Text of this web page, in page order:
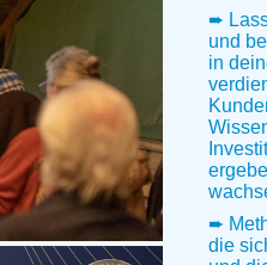
➨
und
in
➨
die